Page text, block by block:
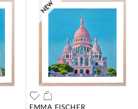
EMMA FISCHER